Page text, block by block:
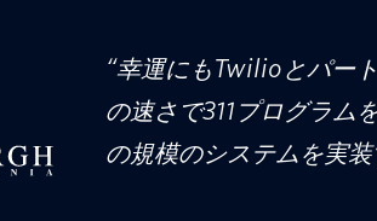
“幸運にもTwilioとパー
の速さで311プログラム
の規模のシステムを実